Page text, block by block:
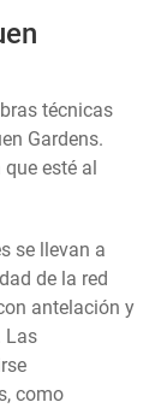
técnicas
Gardens.
esté al
se llevan a
de la red
antelación y
Las
como